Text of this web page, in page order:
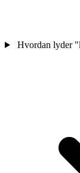
Hvordan lyder